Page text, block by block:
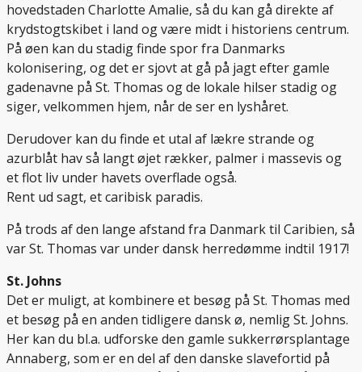
hovedstaden Charlotte Amalie, så du kan gå direkte af
krydstogtskibet i land og være midt i historiens centrum.
På øen kan du stadig finde spor fra Danmarks
kolonisering, og det er sjovt at gå på jagt efter gamle
gadenavne på St. Thomas og de lokale hilser stadig og
siger, velkommen hjem, når de ser en lyshåret.
Derudover kan du finde et utal af lækre strande og
azurblåt hav så langt øjet rækker, palmer i massevis og
et flot liv under havets overflade også.
Rent ud sagt, et caribisk paradis.
På trods af den lange afstand fra Danmark til Caribien, så
var St. Thomas var under dansk herredømme indtil 1917!
St. Johns
Det er muligt, at kombinere et besøg på St. Thomas med
et besøg på en anden tidligere dansk ø, nemlig St. Johns.
Her kan du bl.a. udforske den gamle sukkerrørsplantage
Annaberg, som er en del af den danske slavefortid på